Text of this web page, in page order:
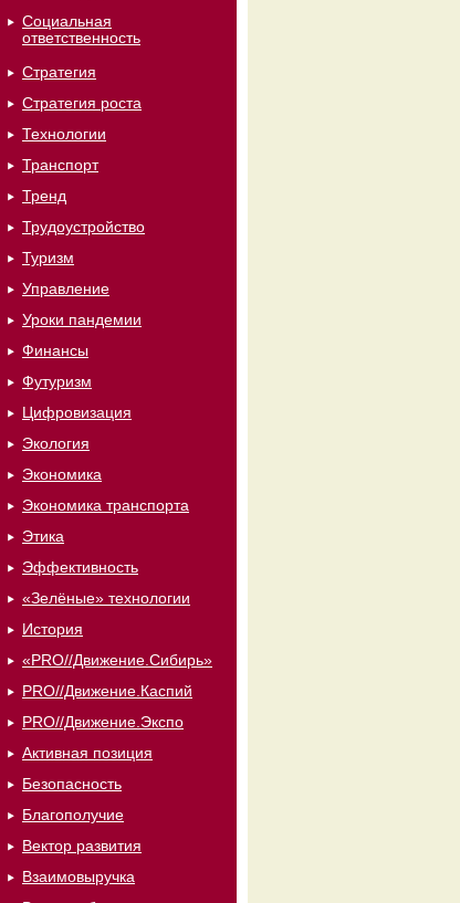
Социальная
ответственность
Стратегия
Стратегия роста
Технологии
Транспорт
Тренд
Трудоустройство
Туризм
Управление
Уроки пандемии
Финансы
Футуризм
Цифровизация
Экология
Экономика
Экономика транспорта
Этика
Эффективность
«Зелёные» технологии
История
«PRO//Движение.Сибирь»
PRO//Движение.Каспий
PRO//Движение.Экспо
Активная позиция
Безопасность
Благополучие
Вектор развития
Взаимовыручка